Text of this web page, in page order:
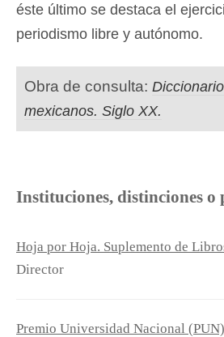
éste último se destaca el
periodismo libre y autónomo.
Obra de consulta:
mexicanos. Siglo XX.
Instituciones, distinciones o
Hoja por Hoja. Suplemento de
Director
Premio Universidad Nacional (PUN)